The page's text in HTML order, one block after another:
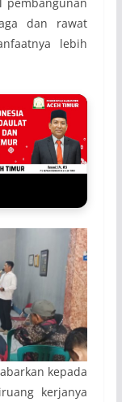
dan rawat
lebih
kepada
kerjanya